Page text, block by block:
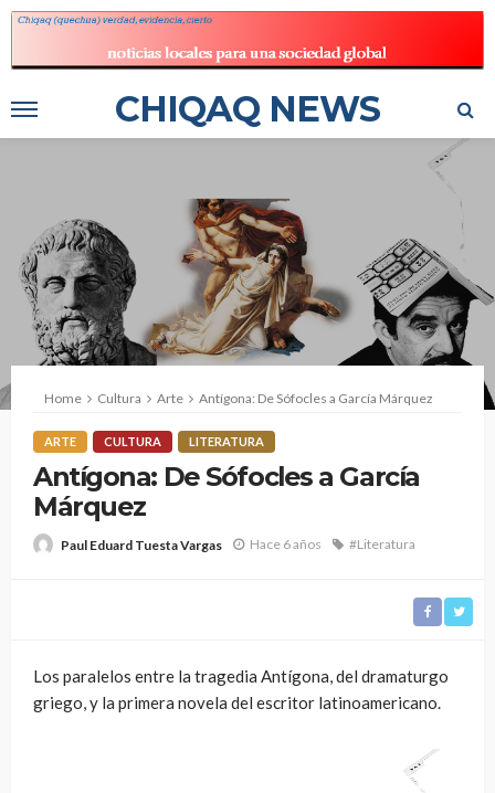
CHIQAQ NEWS
Home Cultura Arte Antígona: De Sófocles a García Márquez
ARTE CULTURA LITERATURA
Antígona: De Sófocles a García
Márquez
Paul Eduard Tuesta Vargas Hace 6 años #Literatura
Los paralelos entre la tragedia Antígona, del dramaturgo
griego, y la primera novela del escritor latinoamericano.